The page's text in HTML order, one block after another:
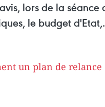
lors de la
le budget